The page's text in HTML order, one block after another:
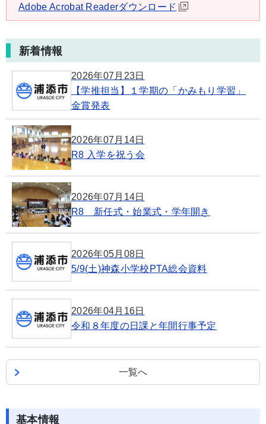
Adobe Acrobat Readerダウンロード
新着情報
2026年07月23日
【学推担当】１学期の「かみもり学習」
金賞発表
2026年07月14日
R8 入学を祝う会
2026年07月14日
R8 新任式・始業式・学年開き
2026年05月08日
5/9(土)神森小学校PTA総会資料
2026年04月16日
令和８年度の日課と年間行事予定
一覧へ
基本情報